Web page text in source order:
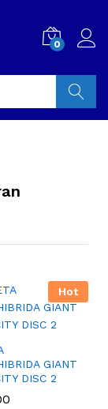
0
Hot
GIANT
DISC 2